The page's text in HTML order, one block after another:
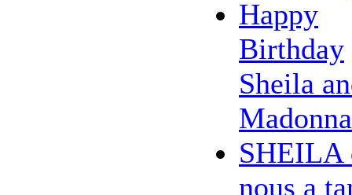
Happy
Birthday
Sheila
Madonna
SHEILA
nous a